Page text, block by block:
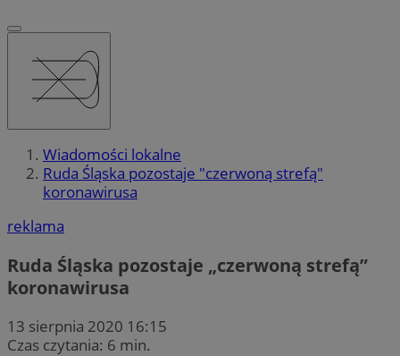
Wiadomości lokalne
Ruda Śląska pozostaje "czerwoną strefą"
koronawirusa
reklama
Ruda Śląska pozostaje „czerwoną strefą”
koronawirusa
13 sierpnia 2020 16:15
Czas czytania: 6 min.